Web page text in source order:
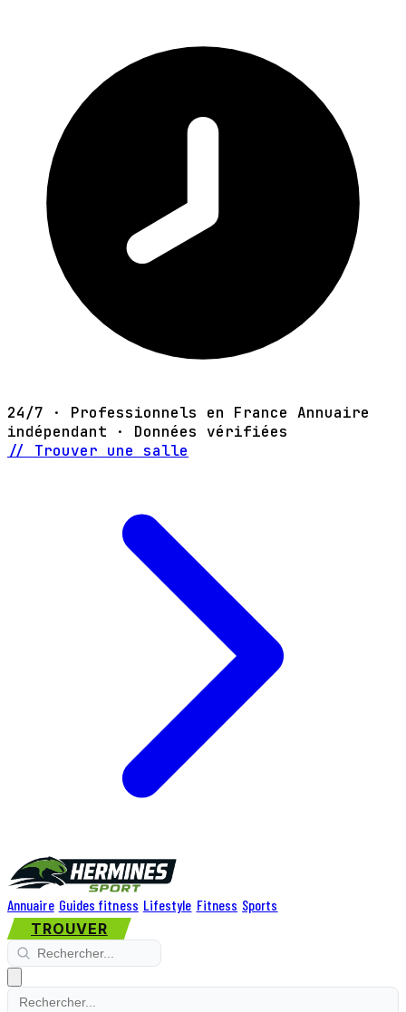
24/7 · Professionnels en France Annuaire
indépendant · Données vérifiées
// Trouver une salle
Annuaire Guides fitness Lifestyle Fitness Sports
TROUVER